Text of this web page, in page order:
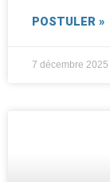
POSTULER »
7 décembre 2025